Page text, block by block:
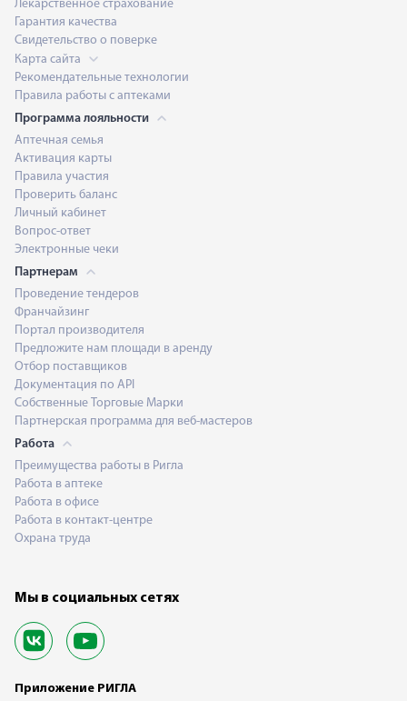
Лекарственное страхование
Гарантия качества
Свидетельство о поверке
Карта сайта
Рекомендательные технологии
Правила работы с аптеками
Программа лояльности
Аптечная семья
Активация карты
Правила участия
Проверить баланс
Личный кабинет
Вопрос-ответ
Электронные чеки
Партнерам
Проведение тендеров
Франчайзинг
Портал производителя
Предложите нам площади в аренду
Отбор поставщиков
Документация по API
Собственные Торговые Марки
Партнерская программа для веб-мастеров
Работа
Преимущества работы в Ригла
Работа в аптеке
Работа в офисе
Работа в контакт-центре
Охрана труда
Мы в социальных сетях
Приложение РИГЛА